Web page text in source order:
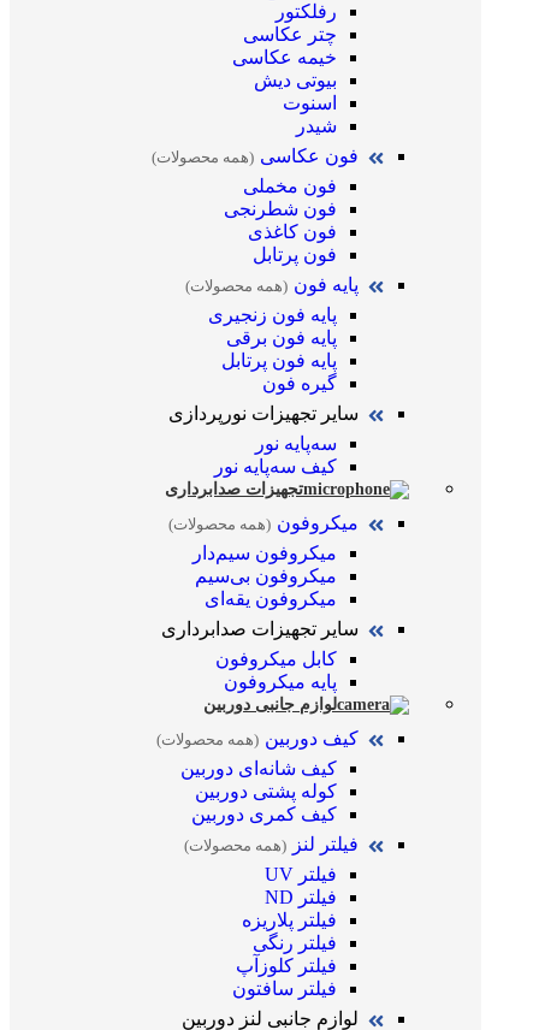
رفلکتور
چتر عکاسی
خیمه عکاسی
بیوتی دیش
اسنوت
شیدر
فون عکاسی (همه محصولات)
فون مخملی
فون شطرنجی
فون کاغذی
فون پرتابل
پایه فون (همه محصولات)
پایه فون زنجیری
پایه فون برقی
پایه فون پرتابل
گیره فون
سایر تجهیزات نورپردازی
سه‌پایه نور
کیف سه‌پایه نور
تجهیزات صدابرداری
میکروفون (همه محصولات)
میکروفون سیم‌دار
میکروفون بی‌سیم
میکروفون یقه‌ای
سایر تجهیزات صدابرداری
کابل میکروفون
پایه میکروفون
لوازم جانبی دوربین
کیف دوربین (همه محصولات)
کیف شانه‌ای دوربین
کوله پشتی دوربین
کیف کمری دوربین
فیلتر لنز
(همه محصولات)
فیلتر UV
فیلتر ND
فیلتر پلاریزه
فیلتر رنگی
فیلتر کلوزآپ
فیلتر سافتون
لوازم جانبی لنز دوربین